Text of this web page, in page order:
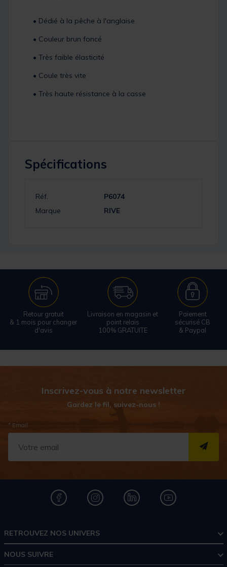
• Dédié à la pêche à l'anglaise
• Couleur brun foncé
• Très faible élasticité
• Coule très vite
• Très haute résistance à la casse
Spécifications
Réf.
P6074
Marque
RIVE
Retour gratuit
& 1 mois pour changer
d'avis
Livraison en magasin et
point relais
100% GRATUITE
Paiement
sécurisé CB
& Paypal
Inscrivez-vous à notre newsletter
Gardez le fil, suivez-nous !
* Email
RETROUVEZ NOS UNIVERS
NOUS SUIVRE